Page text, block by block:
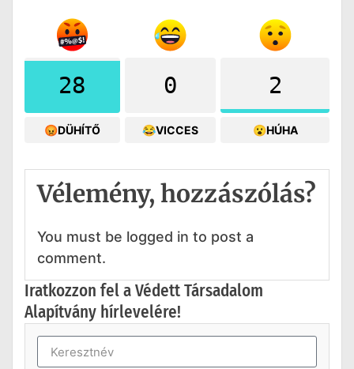
28
😡DÜHÍTŐ
0
😂VICCES
2
😮HÚHA
Vélemény, hozzászólás?
You must be logged in to post a
comment.
Iratkozzon fel a Védett Társadalom
Alapítvány hírlevelére!